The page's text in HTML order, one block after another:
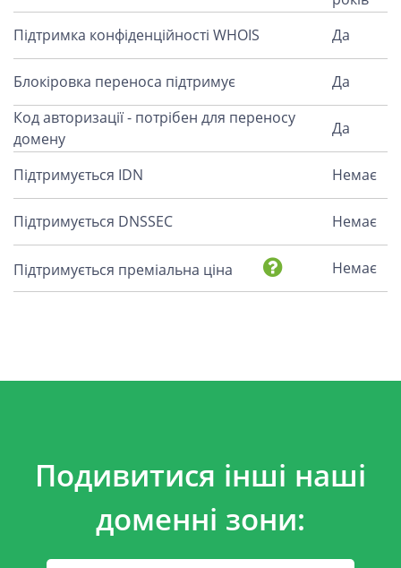
Підтримка конфіденційності WHOIS
Да
Блокіровка переноса підтримує
Да
Код авторизації - потрібен для переносу
домену
Да
Підтримується IDN Немає
Підтримується DNSSEC Немає
Підтримується преміальна ціна Немає
Подивитися інші наші
доменні зони: